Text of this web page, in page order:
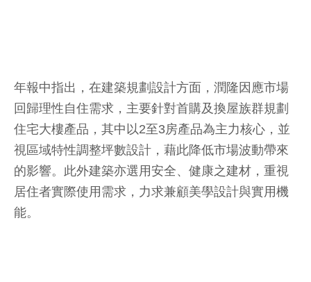
年報中指出，在建築規劃設計方面，潤隆因應市場
回歸理性自住需求，主要針對首購及換屋族群規劃
住宅大樓產品，其中以2至3房產品為主力核心，並
視區域特性調整坪數設計，藉此降低市場波動帶來
的影響。此外建築亦選用安全、健康之建材，重視
居住者實際使用需求，力求兼顧美學設計與實用機
能。